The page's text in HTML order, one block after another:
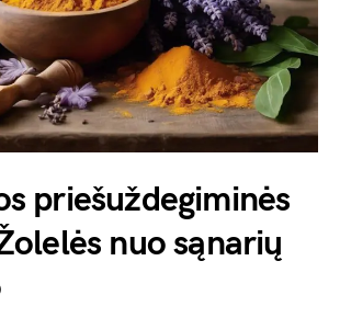
priešuždegiminės
nuo sąnarių